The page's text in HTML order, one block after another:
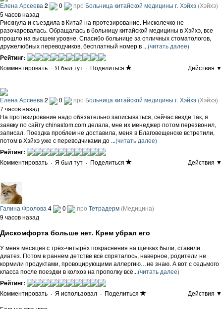
Елена Арсеева 2 0 про Больница китайской медицины г. Хэйхэ (Хэйхэ)
5 часов назад
Рискнула и съездила в Китай на протезирование. Нисколечко не
разочаровалась. Обращалась в больницу китайской медицины в Хэйхэ, все
прошло на высшем уровне. Спасибо больнице за отличных стоматологов,
дружелюбных переводчиков, бесплатный номер в ...(читать далее)
Рейтинг:
Комментировать · Я был тут · Поделиться Действия ▼
Елена Арсеева2 0 про Больница китайской медицины г. Хэйхэ (Хэйхэ)
7 часов назад
На протезирование надо обязательно записываться, сейчас везде так, я
заявку по сайту chinastom.com делала, мне их менеджер потом перезвонил,
записал. Поездка проблем не доставила, меня в Благовещенске встретили,
потом в Хэйхэ уже с переводчиками до ...(читать далее)
Рейтинг:
Комментировать · Я был тут · Поделиться Действия ▼
Галина Фролова 4 0 про Тетрадерм (Медицина)
9 часов назад
Дискомфорта больше нет. Крем убрал его
У меня месяцев с трёх-четырёх покраснения на щёчках были, ставили
диатез. Потом в раннем детстве всё спряталось, наверное, родители не
кормили продуктами, провоцирующими аллергию…не знаю. А вот с седьмого
класса после поездки в колхоз на прополку всё...(читать далее)
Рейтинг:
Комментировать · Я использовал · Поделиться
Действия ▼